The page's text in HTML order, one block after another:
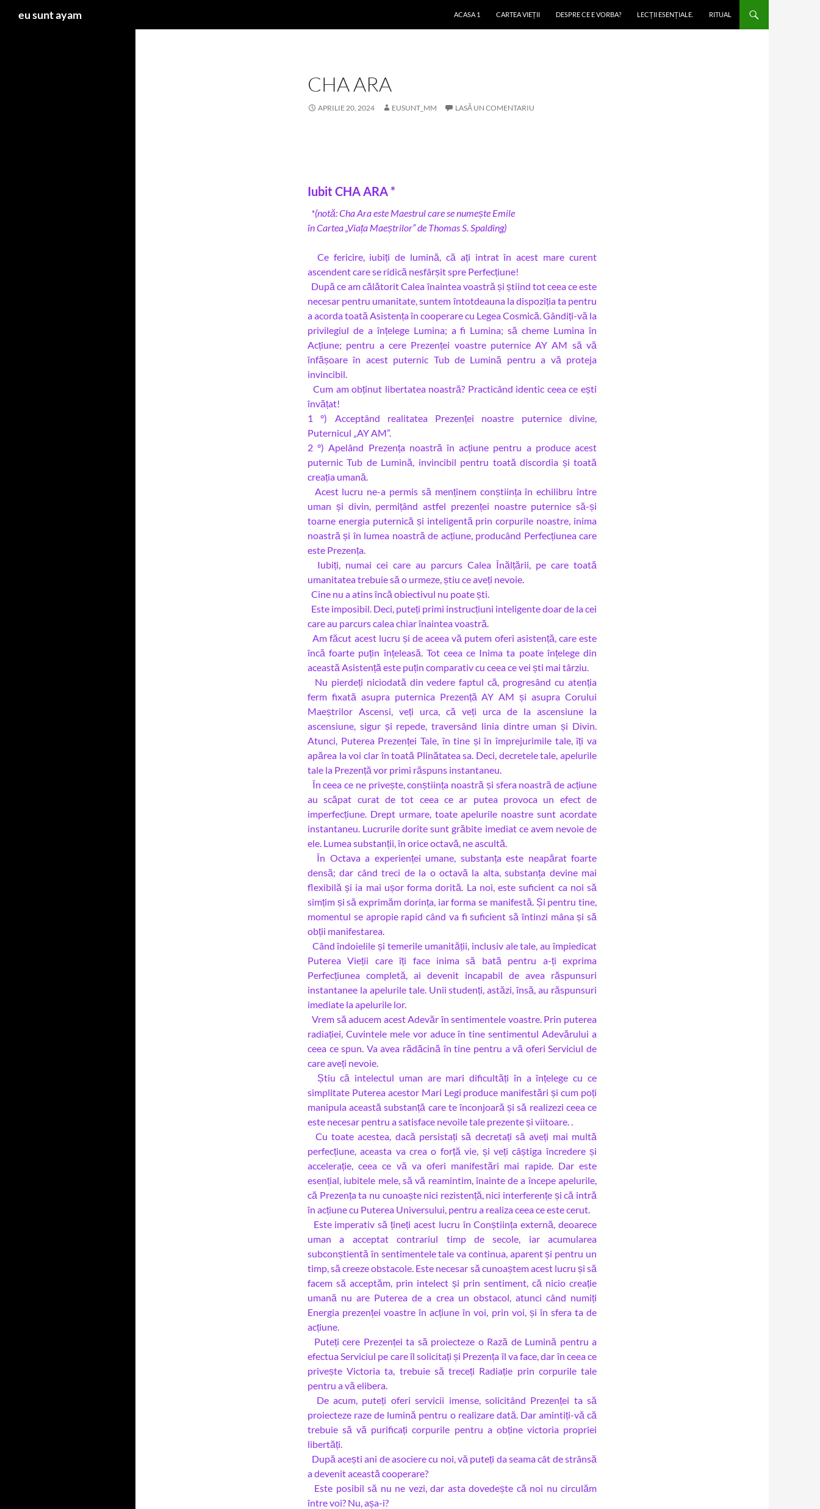
eu sunt ayam ACASA 1 CARTEA VIEȚII DESPRE CE E VORBA? LECȚII ESENȚIALE. RITUAL
CHA ARA
APRILIE 20, 2024 EUSUNT_MM LASĂ UN COMENTARIU
Iubit CHA ARA *
*(notă: Cha Ara este Maestrul care se numește Emile
în Cartea „Viața Maeștrilor” de Thomas S. Spalding)
Ce fericire, iubiți de lumină, că ați intrat în acest mare curent
ascendent care se ridică nesfârșit spre Perfecțiune!
După ce am călătorit Calea înaintea voastră și știind tot ceea ce este
necesar pentru umanitate, suntem întotdeauna la dispoziția ta pentru
a acorda toată Asistența în cooperare cu Legea Cosmică. Gândiți-vă la
privilegiul de a înțelege Lumina; a fi Lumina; să cheme Lumina în
Acțiune; pentru a cere Prezenței voastre puternice AY AM să vă
înfășoare în acest puternic Tub de Lumină pentru a vă proteja
invincibil.
Cum am obținut libertatea noastră? Practicând identic ceea ce ești
învățat!
1 °) Acceptând realitatea Prezenței noastre puternice divine,
Puternicul „AY AM”.
2 °) Apelând Prezența noastră în acțiune pentru a produce acest
puternic Tub de Lumină, invincibil pentru toată discordia și toată
creația umană.
Acest lucru ne-a permis să menținem conștiința în echilibru între
uman și divin, permițând astfel prezenței noastre puternice să-și
toarne energia puternică și inteligentă prin corpurile noastre, inima
noastră și în lumea noastră de acțiune, producând Perfecțiunea care
este Prezența.
Iubiți, numai cei care au parcurs Calea Înălțării, pe care toată
umanitatea trebuie să o urmeze, știu ce aveți nevoie.
Cine nu a atins încă obiectivul nu poate ști.
Este imposibil. Deci, puteți primi instrucțiuni inteligente doar de la cei
care au parcurs calea chiar înaintea voastră.
Am făcut acest lucru și de aceea vă putem oferi asistență, care este
încă foarte puțin înțeleasă. Tot ceea ce Inima ta poate înțelege din
această Asistență este puțin comparativ cu ceea ce vei ști mai târziu.
Nu pierdeți niciodată din vedere faptul că, progresând cu atenția
ferm fixată asupra puternica Prezență AY AM și asupra Corului
Maeștrilor Ascensi, veți urca, că veți urca de la ascensiune la
ascensiune, sigur și repede, traversând linia dintre uman și Divin.
Atunci, Puterea Prezenței Tale, în tine și în împrejurimile tale, îți va
apărea la voi clar în toată Plinătatea sa. Deci, decretele tale, apelurile
tale la Prezență vor primi răspuns instantaneu.
În ceea ce ne privește, conștiința noastră și sfera noastră de acțiune
au scăpat curat de tot ceea ce ar putea provoca un efect de
imperfecțiune. Drept urmare, toate apelurile noastre sunt acordate
instantaneu. Lucrurile dorite sunt grăbite imediat ce avem nevoie de
ele. Lumea substanții, în orice octavă, ne ascultă.
În Octava a experienței umane, substanța este neapărat foarte
densă; dar când treci de la o octavă la alta, substanța devine mai
flexibilă și ia mai ușor forma dorită. La noi, este suficient ca noi să
simțim și să exprimăm dorința, iar forma se manifestă. Și pentru tine,
momentul se apropie rapid când va fi suficient să întinzi mâna și să
obții manifestarea.
Când îndoielile și temerile umanității, inclusiv ale tale, au împiedicat
Puterea Vieții care îți face inima să bată pentru a-ți exprima
Perfecțiunea completă, ai devenit incapabil de avea răspunsuri
instantanee la apelurile tale. Unii studenți, astăzi, însă, au răspunsuri
imediate la apelurile lor.
Vrem să aducem acest Adevăr în sentimentele voastre. Prin puterea
radiației, Cuvintele mele vor aduce în tine sentimentul Adevărului a
ceea ce spun. Va avea rădăcină în tine pentru a vă oferi Serviciul de
care aveți nevoie.
Știu că intelectul uman are mari dificultăți în a înțelege cu ce
simplitate Puterea acestor Mari Legi produce manifestări și cum poți
manipula această substanță care te înconjoară și să realizezi ceea ce
este necesar pentru a satisface nevoile tale prezente și viitoare. .
Cu toate acestea, dacă persistați să decretați să aveți mai multă
perfecțiune, aceasta va crea o forță vie, și veți câștiga încredere și
accelerație, ceea ce vă va oferi manifestări mai rapide. Dar este
esențial, iubitele mele, să vă reamintim, înainte de a începe apelurile,
că Prezența ta nu cunoaște nici rezistență, nici interferențe și că intră
în acțiune cu Puterea Universului, pentru a realiza ceea ce este cerut.
Este imperativ să țineți acest lucru în Conștiința externă, deoarece
uman a acceptat contrariul timp de secole, iar acumularea
subconștientă în sentimentele tale va continua, aparent și pentru un
timp, să creeze obstacole. Este necesar să cunoaștem acest lucru și să
facem să acceptăm, prin intelect și prin sentiment, că nicio creație
umană nu are Puterea de a crea un obstacol, atunci când numiți
Energia prezenței voastre în acțiune în voi, prin voi, și în sfera ta de
acțiune.
Puteți cere Prezenței ta să proiecteze o Rază de Lumină pentru a
efectua Serviciul pe care îl solicitați și Prezența îl va face, dar în ceea ce
privește Victoria ta, trebuie să treceți Radiație prin corpurile tale
pentru a vă elibera.
De acum, puteți oferi servicii imense, solicitând Prezenței ta să
proiecteze raze de lumină pentru o realizare dată. Dar amintiți-vă că
trebuie să vă purificați corpurile pentru a obține victoria propriei
libertăți.
După acești ani de asociere cu noi, vă puteți da seama cât de strânsă
a devenit această cooperare?
Este posibil să nu ne vezi, dar asta dovedește că noi nu circulăm
între voi? Nu, așa-i?